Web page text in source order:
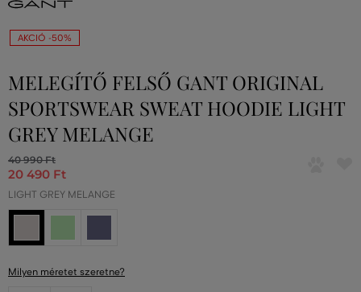
AKCIÓ -50%
MELEGÍTŐ FELSŐ GANT ORIGINAL
SPORTSWEAR SWEAT HOODIE LIGHT
GREY MELANGE
40 990 Ft
20 490 Ft
LIGHT GREY MELANGE
Milyen méretet szeretne?